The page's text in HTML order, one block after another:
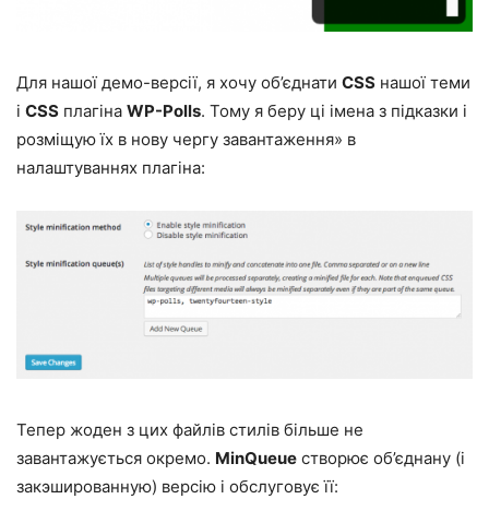
Для нашої демо-версії, я хочу об’єднати CSS нашої теми
і CSS плагіна WP-Polls. Тому я беру ці імена з підказки і
розміщую їх в нову чергу завантаження» в
налаштуваннях плагіна:
Тепер жоден з цих файлів стилів більше не
завантажується окремо. MinQueue створює об’єднану (і
закэшированную) версію і обслуговує її: